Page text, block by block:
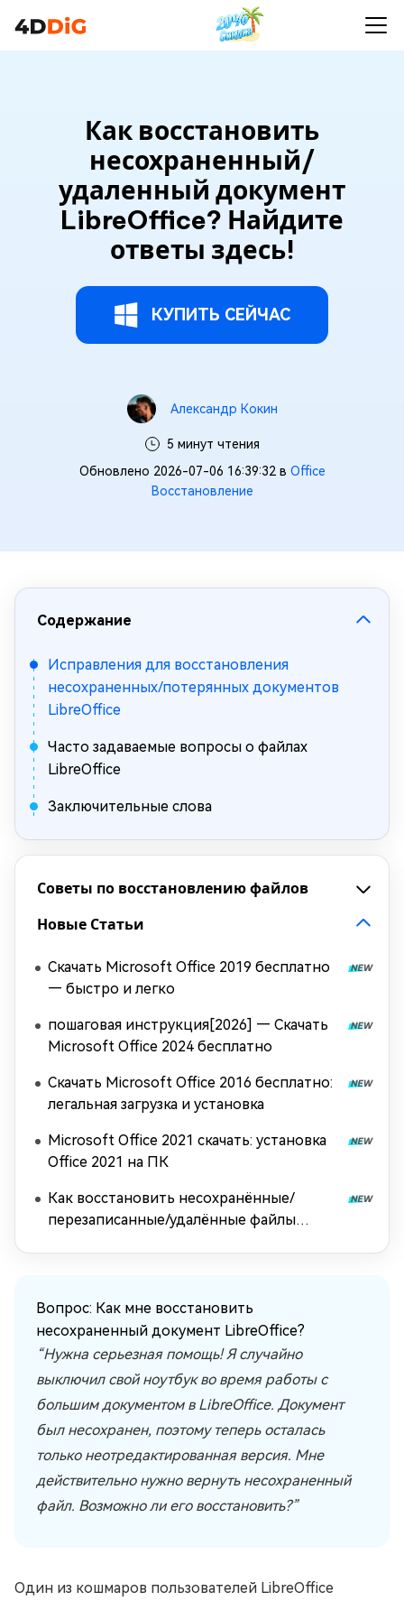
Как восстановить
несохраненный/
удаленный документ
LibreOffice? Найдите
ответы здесь!
КУПИТЬ СЕЙЧАС
Александр Кокин
5 минут чтения
Обновлено 2026-07-06 16:39:32 в Office
Восстановление
Содержание
Исправления для восстановления
несохраненных/потерянных документов
LibreOffice
Часто задаваемые вопросы о файлах
LibreOffice
Заключительные слова
Советы по восстановлению файлов
Новые Статьи
Скачать Microsoft Office 2019 бесплатно
— быстро и легко
пошаговая инструкция[2026] — Скачать
Microsoft Office 2024 бесплатно
Скачать Microsoft Office 2016 бесплатно:
легальная загрузка и установка
Microsoft Office 2021 скачать: установка
Office 2021 на ПК
Как восстановить несохранённые/
перезаписанные/удалённые файлы
Вопрос: Как мне восстановить
несохраненный документ LibreOffice?
“Нужна серьезная помощь! Я случайно
выключил свой ноутбук во время работы с
большим документом в LibreOffice. Документ
был несохранен, поэтому теперь осталась
только неотредактированная версия. Мне
действительно нужно вернуть несохраненный
файл. Возможно ли его восстановить?”
Один из кошмаров пользователей LibreOffice